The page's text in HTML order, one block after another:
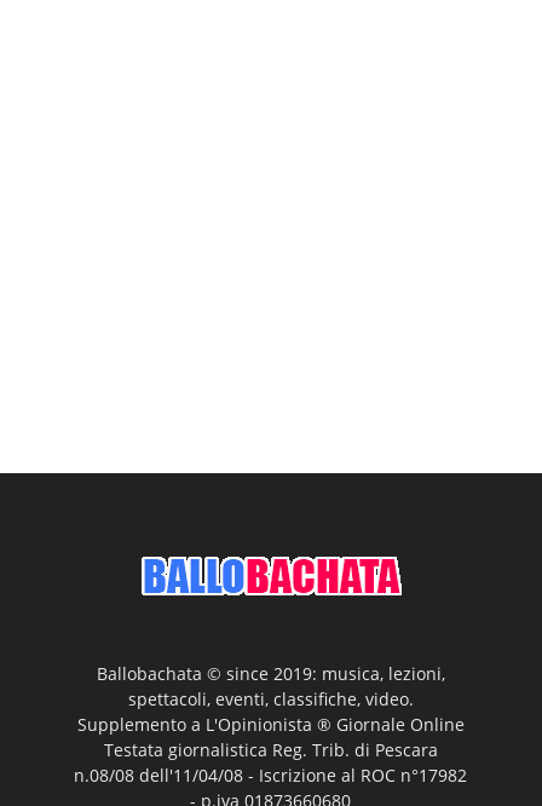
Ballobachata © since 2019: musica, lezioni,
spettacoli, eventi, classifiche, video.
Supplemento a L'Opinionista ® Giornale Online
Testata giornalistica Reg. Trib. di Pescara
n.08/08 dell'11/04/08 - Iscrizione al ROC n°17982
- p.iva 01873660680